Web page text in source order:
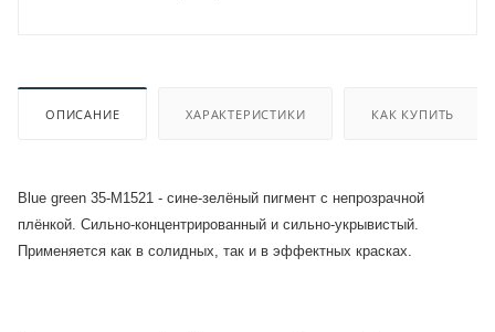
ОПИСАНИЕ ХАРАКТЕРИСТИКИ КАК КУПИТЬ
Blue green 35-М1521 - сине-зелёный пигмент с непрозрачной
плёнкой. Сильно-концентрированный и сильно-укрывистый.
Применяется как в солидных, так и в эффектных красках.